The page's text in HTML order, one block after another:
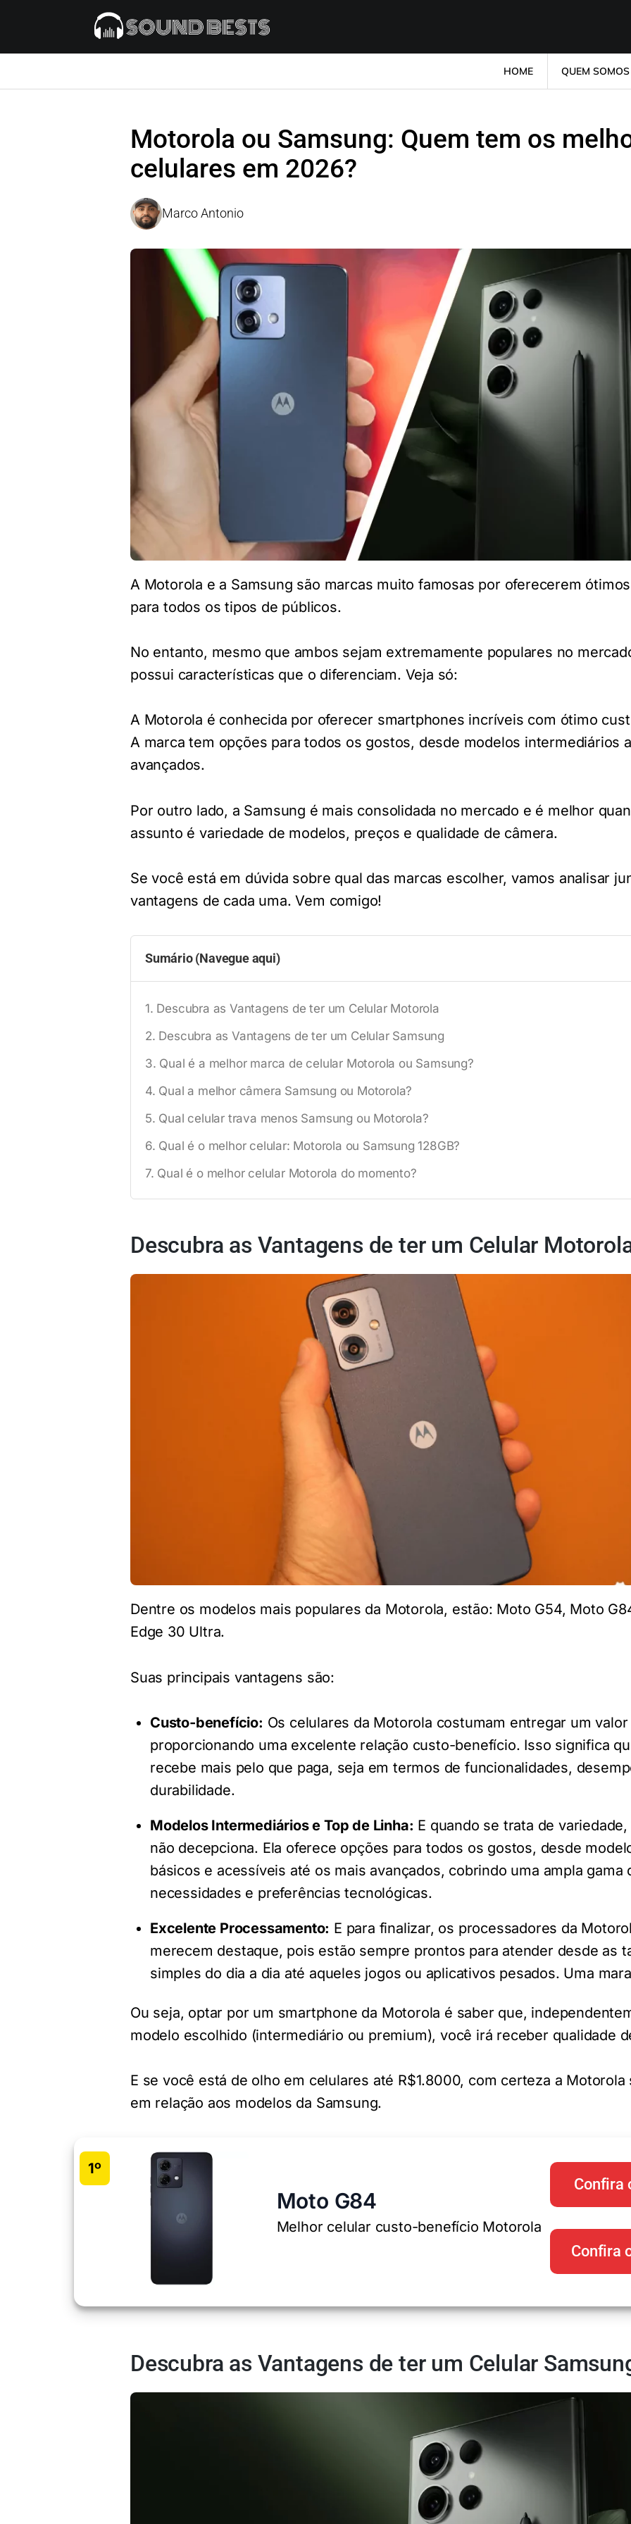
HOME QUEM SOMOS
Motorola ou Samsung: Quem tem os
celulares em 2026?
Marco Antonio
A Motorola e a Samsung são marcas muito famosas por oferecerem
para todos os tipos de públicos.
No entanto, mesmo que ambos sejam extremamente populares no
possui características que o diferenciam. Veja só:
A Motorola é conhecida por oferecer smartphones incríveis com ótimo
A marca tem opções para todos os gostos, desde modelos intermediários
avançados.
Por outro lado, a Samsung é mais consolidada no mercado e é melhor
assunto é variedade de modelos, preços e qualidade de câmera.
Se você está em dúvida sobre qual das marcas escolher, vamos analisar
vantagens de cada uma. Vem comigo!
Sumário (Navegue aqui)
Descubra as Vantagens de ter um Celular Motorola
Descubra as Vantagens de ter um Celular Samsung
Qual é a melhor marca de celular Motorola ou Samsung?
Qual a melhor câmera Samsung ou Motorola?
Qual celular trava menos Samsung ou Motorola?
Qual é o melhor celular: Motorola ou Samsung 128GB?
Qual é o melhor celular Motorola do momento?
Descubra as Vantagens de ter um Celular
Dentre os modelos mais populares da Motorola, estão: Moto G54, Moto
Edge 30 Ultra.
Suas principais vantagens são:
Custo-benefício: Os celulares da Motorola costumam entregar um
proporcionando uma excelente relação custo-benefício. Isso significa
recebe mais pelo que paga, seja em termos de funcionalidades,
durabilidade.
Modelos Intermediários e Top de Linha: E quando se trata de
não decepciona. Ela oferece opções para todos os gostos, desde
básicos e acessíveis até os mais avançados, cobrindo uma ampla gama
necessidades e preferências tecnológicas.
Excelente Processamento: E para finalizar, os processadores da
merecem destaque, pois estão sempre prontos para atender desde as
simples do dia a dia até aqueles jogos ou aplicativos pesados. Uma
Ou seja, optar por um smartphone da Motorola é saber que,
modelo escolhido (intermediário ou premium), você irá receber qualidade
E se você está de olho em celulares até R$1.8000, com certeza a Motorola
em relação aos modelos da Samsung.
1º
Moto G84
Melhor celular custo-benefício Motorola
Confira
Confira
Descubra as Vantagens de ter um Celular